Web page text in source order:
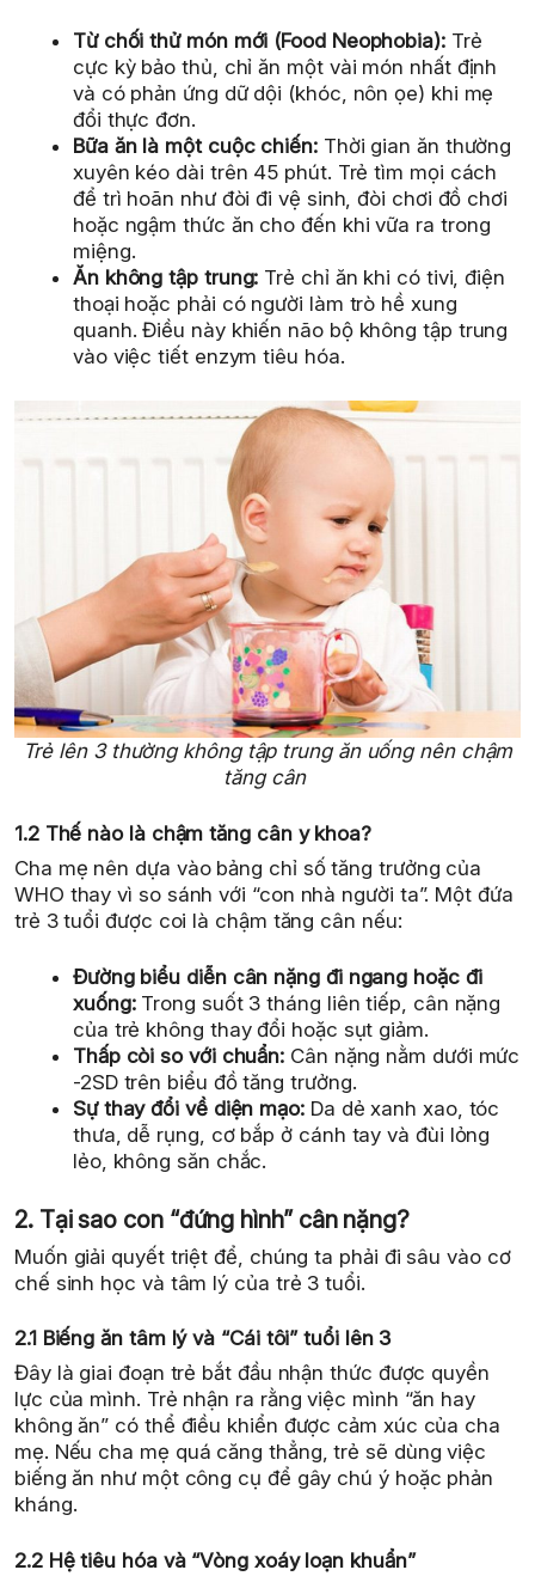
Từ chối thử món mới (Food Neophobia):Trẻ
cực kỳ bảo thủ, chỉ ăn một vài món nhất định
và có phản ứng dữ dội (khóc, nôn ọe) khi mẹ
đổi thực đơn.
Bữa ăn là một cuộc chiến:Thời gian ăn thường
xuyên kéo dài trên 45 phút. Trẻ tìm mọi cách
để trì hoãn như đòi đi vệ sinh, đòi chơi đồ chơi
hoặc ngậm thức ăn cho đến khi vữa ra trong
miệng.
Ăn không tập trung: Trẻ chỉ ăn khi có tivi, điện
thoại hoặc phải có người làm trò hề xung
quanh. Điều này khiến não bộ không tập trung
vào việc tiết enzym tiêu hóa.
Trẻ lên 3 thường không tập trung ăn uống nên chậm
tăng cân
1.2 Thế nào là chậm tăng cân y khoa?
Cha mẹ nên dựa vào bảng chỉ số tăng trưởng của
WHO thay vì so sánh với “con nhà người ta”. Một đứa
trẻ 3 tuổi được coi là chậm tăng cân nếu:
Đường biểu diễn cân nặng đi ngang hoặc đi
xuống:Trong suốt 3 tháng liên tiếp, cân nặng
của trẻ không thay đổi hoặc sụt giảm.
Thấp còi so với chuẩn: Cân nặng nằm dưới mức
-2SD trên biểu đồ tăng trưởng.
Sự thay đổi về diện mạo:Da dẻ xanh xao, tóc
thưa, dễ rụng, cơ bắp ở cánh tay và đùi lỏng
lẻo, không săn chắc.
2. Tại sao con “đứng hình” cân nặng?
Muốn giải quyết triệt để, chúng ta phải đi sâu vào cơ
chế sinh học và tâm lý của trẻ 3 tuổi.
2.1 Biếng ăn tâm lý và “Cái tôi” tuổi lên 3
Đây là giai đoạn trẻ bắt đầu nhận thức được quyền
lực của mình. Trẻ nhận ra rằng việc mình “ăn hay
không ăn” có thể điều khiển được cảm xúc của cha
mẹ. Nếu cha mẹ quá căng thẳng, trẻ sẽ dùng việc
biếng ăn như một công cụ để gây chú ý hoặc phản
kháng.
2.2 Hệ tiêu hóa và “Vòng xoáy loạn khuẩn”